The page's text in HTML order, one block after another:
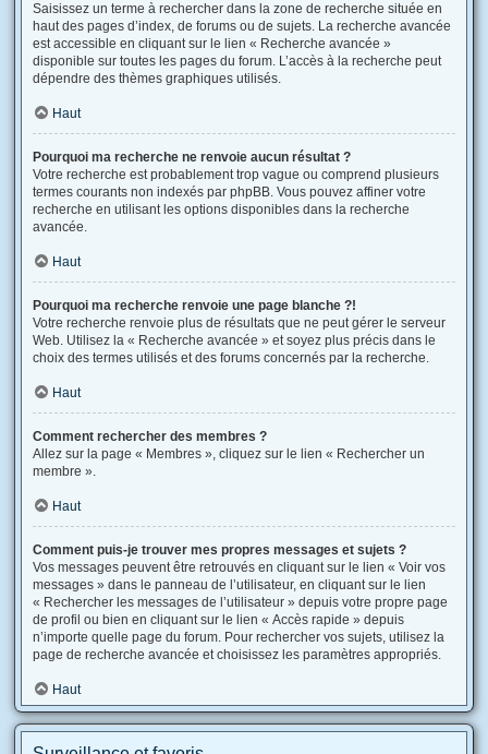
Saisissez un terme à rechercher dans la zone de recherche située en
haut des pages d’index, de forums ou de sujets. La recherche avancée
est accessible en cliquant sur le lien « Recherche avancée »
disponible sur toutes les pages du forum. L’accès à la recherche peut
dépendre des thèmes graphiques utilisés.
Haut
Pourquoi ma recherche ne renvoie aucun résultat ?
Votre recherche est probablement trop vague ou comprend plusieurs
termes courants non indexés par phpBB. Vous pouvez affiner votre
recherche en utilisant les options disponibles dans la recherche
avancée.
Haut
Pourquoi ma recherche renvoie une page blanche ?!
Votre recherche renvoie plus de résultats que ne peut gérer le serveur
Web. Utilisez la « Recherche avancée » et soyez plus précis dans le
choix des termes utilisés et des forums concernés par la recherche.
Haut
Comment rechercher des membres ?
Allez sur la page « Membres », cliquez sur le lien « Rechercher un
membre ».
Haut
Comment puis-je trouver mes propres messages et sujets ?
Vos messages peuvent être retrouvés en cliquant sur le lien « Voir vos
messages » dans le panneau de l’utilisateur, en cliquant sur le lien
« Rechercher les messages de l’utilisateur » depuis votre propre page
de profil ou bien en cliquant sur le lien « Accès rapide » depuis
n’importe quelle page du forum. Pour rechercher vos sujets, utilisez la
page de recherche avancée et choisissez les paramètres appropriés.
Haut